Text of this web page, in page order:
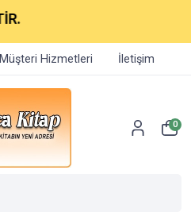
Müşteri Hizmetleri İletişim
0